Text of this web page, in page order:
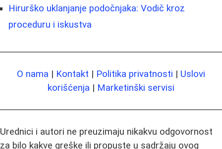
Hirurško uklanjanje podočnjaka: Vodič kroz
proceduru i iskustva
O nama | Kontakt | Politika privatnosti | Uslovi
korišćenja | Marketinški servisi
Urednici i autori ne preuzimaju nikakvu odgovornost
za bilo kakve greške ili propuste u sadržaju ovog